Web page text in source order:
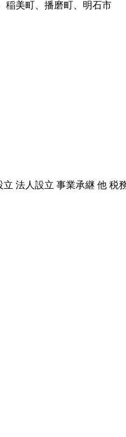
法人設立 事業承継 他 税